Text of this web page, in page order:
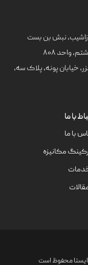
دزاشیب، نبش بن بست
واحد ۸۰۸
خیابان پونه، پلاک سه،
با ما
با ما
مکانیزه
محفوظ است